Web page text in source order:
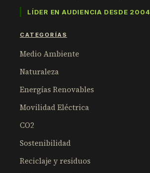
LÍDER EN AUDIENCIA DESDE 2004
CATEGORÍAS
Medio Ambiente
Naturaleza
Energías Renovables
Movilidad Eléctrica
CO2
Sostenibilidad
Reciclaje y residuos